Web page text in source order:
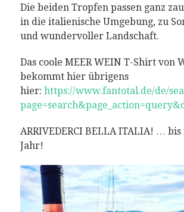
Die beiden Tropfen passen ganz
in die italienische Umgebung, zu
und wundervoller Landschaft.
Das coole MEER WEIN T-Shirt von
bekommt hier übrigens
hier: https://www.fantotal.de/de/
ARRIVEDERCI BELLA ITALIA! … bis
Jahr!